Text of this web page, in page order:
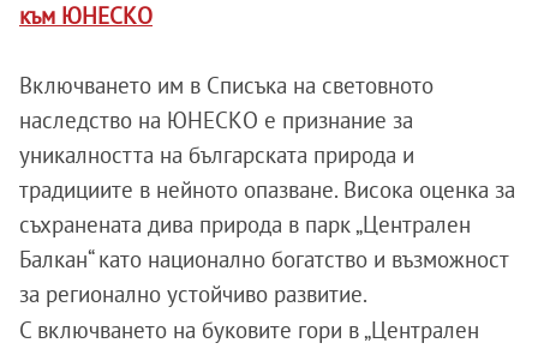
към ЮНЕСКО
Включването им в Списъка на световното
наследство на ЮНЕСКО е признание за
уникалността на българската природа и
традициите в нейното опазване. Висока оценка за
съхранената дива природа в парк „Централен
Балкан“ като национално богатство и възможност
за регионално устойчиво развитие.
С включването на буковите гори в „Централен